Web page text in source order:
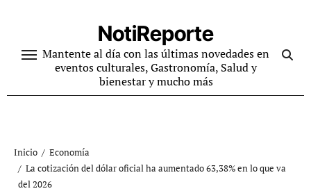
contenido
NotiReporte
Mantente al día con las últimas novedades en
eventos culturales, Gastronomía, Salud y
bienestar y mucho más
Inicio
Economía
La cotización del dólar oficial ha aumentado 63,38% en lo que va
del 2026